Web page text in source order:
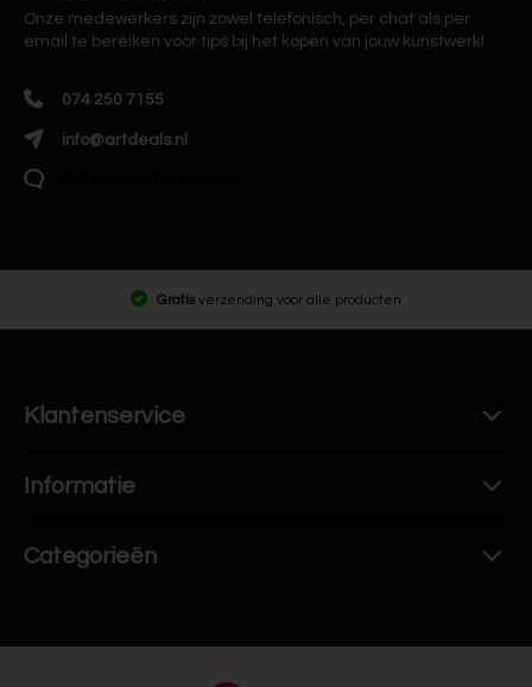
Onze medewerkers zijn zowel telefonisch, per chat als per
email te bereiken voor tips bij het kopen van jouw kunstwerk!
074 250 7155
info@artdeals.nl
Gratis verzending voor alle producten
Klantenservice
Informatie
Categorieën